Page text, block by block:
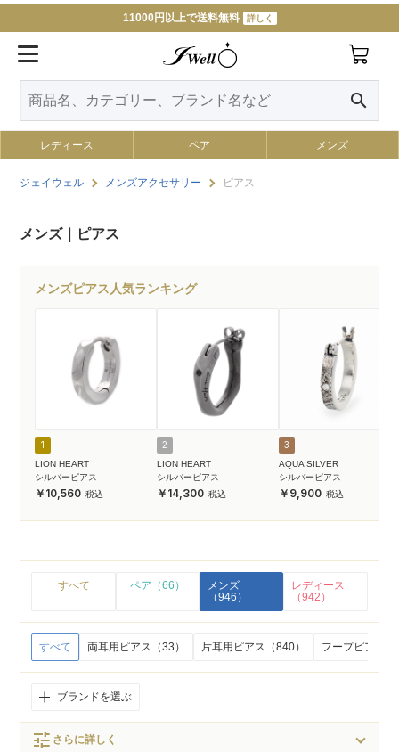
11000円以上で送料無料 詳しく
search
レディース ペア メンズ
ジェイウェル メンズアクセサリー ピアス
メンズ｜ピアス
メンズピアス人気ランキング
1
LION HEART
シルバーピアス
10,560
2
LION HEART
シルバーピアス
14,300
3
AQUA SILVER
シルバーピアス
9,900
すべて ペア（66）
メンズ
（946）
レディース
（942）
すべて 両耳用ピアス（33） 片耳用ピアス（840） フープピアス
ブランドを選ぶ
tune さらに詳しく